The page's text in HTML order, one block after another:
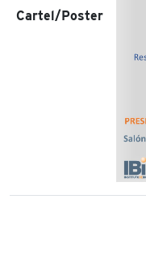
Cartel/Poster